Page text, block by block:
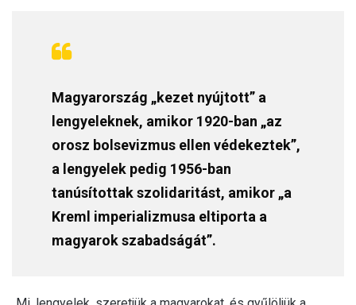
Magyarország „kezet nyújtott” a
lengyeleknek, amikor 1920-ban „az
orosz bolsevizmus ellen védekeztek”,
a lengyelek pedig 1956-ban
tanúsítottak szolidaritást, amikor „a
Kreml imperializmusa eltiporta a
magyarok szabadságát”.